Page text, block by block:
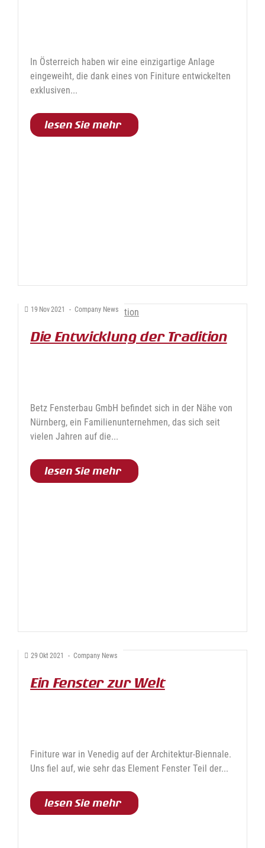
In Österreich haben wir eine einzigartige Anlage
eingeweiht, die dank eines von Finiture entwickelten
exklusiven...
lesen Sie mehr
19 Nov2021 - Company News
Die Entwicklung der Tradition
Betz Fensterbau GmbH befindet sich in der Nähe von
Nürnberg, ein Familienunternehmen, das sich seit
vielen Jahren auf die...
lesen Sie mehr
29Okt2021 - Company News
Ein Fenster zur Welt
Finiture war in Venedig auf der Architektur-Biennale.
Uns fiel auf, wie sehr das Element Fenster Teil der...
lesen Sie mehr